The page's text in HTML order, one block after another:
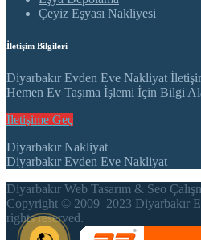
Çeyiz Eşyası Nakliyesi
İletişim Bilgileri
Diyarbakır Evden Eve Nakliyat
Hemen Ev Taşıma İşlemi İçin Bilgi
İletişime Geç
Diyarbakır Nakliyat
Diyarbakır Evden Eve Nakliyat
Diyarbakır Web Tasarım & Seo
Copyright © 2009–2023 Diyarbakır
rights reserved.